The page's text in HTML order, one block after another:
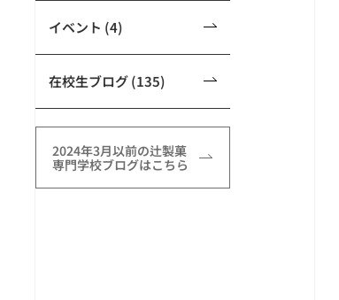
イベント (4)
在校生ブログ (135)
2024年3月以前の辻製菓
専門学校ブログはこちら